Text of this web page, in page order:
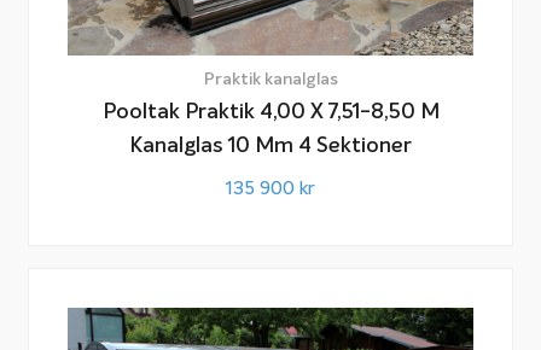
Praktik kanalglas
Pooltak Praktik 4,00 X 7,51-8,50 M
Kanalglas 10 Mm 4 Sektioner
135 900 kr